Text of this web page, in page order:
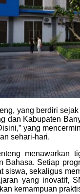
yang berdiri
dan Kabupaten
yang
sehari-hari.
menawarkan
Bahasa. Setiap
siswa, sekaligus
yang inovatif,
kemampuan